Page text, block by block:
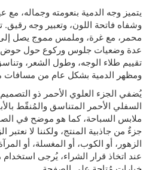
يتميز وجه الدمية بنعومته وجماله،
وشفاه فاتحة اللون، وتعبير وجه
محمر، مع غرة، وملمس مموج يصل إلى
عدة وضعيات جلوس وركوع حول حوض
تقييم طلاء الوجه، وطول الشعر،
ومظهر الدمية بشكل عام من مسافات
يُضفي الجزء العلوي الأحمر ذو
السفلي الأحمر المتناسق والمُنقّط
ملابس السباحة، كما هو موضح في
جزءٌ من جاذبية المنتج، ولكننا لا نعتبر
الزهور، أو الكوب، أو المغسلة، أو
عند اتخاذ قرار الشراء، يُرجى